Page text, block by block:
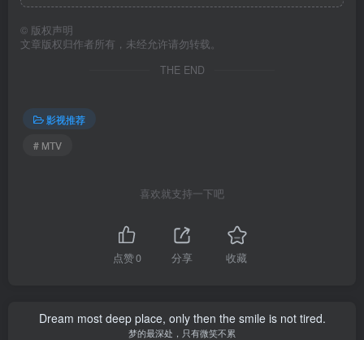
© 版权声明
文章版权归作者所有，未经允许请勿转载。
THE END
影视推荐
# MTV
喜欢就支持一下吧
点赞0 分享 收藏
Dream most deep place, only then the smile is not tired.
梦的最深处，只有微笑不累